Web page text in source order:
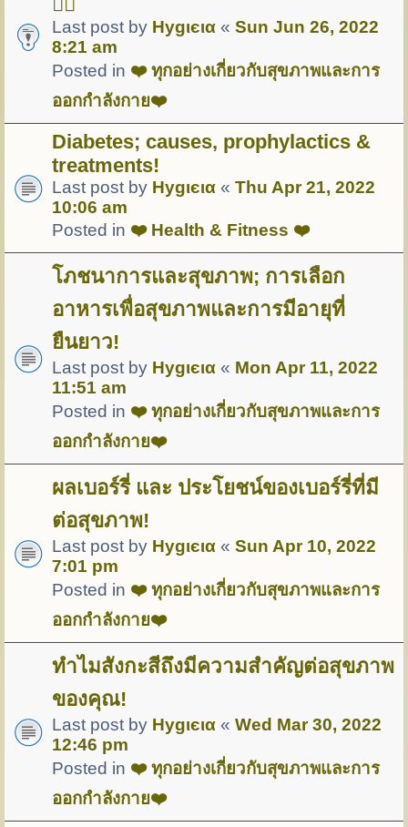
Last post by Hуgιєια « Sun Jun 26, 2022
8:21 am
Posted in ❤️ ทุกอย่างเกี่ยวกับสุขภาพและการ
ออกกำลังกาย❤️
Diabetes; causes, prophylactics &
treatments!
Last post by Hуgιєια « Thu Apr 21, 2022
10:06 am
Posted in ❤️ Health & Fitness ❤️
โภชนาการและสุขภาพ; การเลือก
อาหารเพื่อสุขภาพและการมีอายุที่
ยืนยาว!
Last post by Hуgιєια « Mon Apr 11, 2022
11:51 am
Posted in ❤️ ทุกอย่างเกี่ยวกับสุขภาพและการ
ออกกำลังกาย❤️
ผลเบอร์รี่ และ ประโยชน์ของเบอร์รี่ที่มี
ต่อสุขภาพ!
Last post by Hуgιєια « Sun Apr 10, 2022
7:01 pm
Posted in ❤️ ทุกอย่างเกี่ยวกับสุขภาพและการ
ออกกำลังกาย❤️
ทำไมสังกะสีถึงมีความสำคัญต่อสุขภาพ
ของคุณ!
Last post by Hуgιєια « Wed Mar 30, 2022
12:46 pm
Posted in ❤️ ทุกอย่างเกี่ยวกับสุขภาพและการ
ออกกำลังกาย❤️